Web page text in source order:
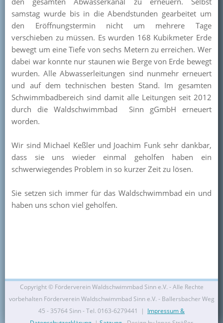
samstag wurde bis in die Abendstunden gearbeitet um
den Eröffnungstermin nicht um mehrere Tage
verschieben zu müssen. Es wurden 168 Kubikmeter Erde
bewegt um eine Tiefe von sechs Metern zu erreichen. Wer
dabei war konnte nur staunen wie Berge von Erde bewegt
wurden. Alle Abwasserleitungen sind nunmehr erneuert
und auf dem technischen besten Stand. Im gesamten
Schwimmbadbereich sind damit alle Leitungen seit 2012
durch die Waldschwimmbad Sinn gGmbH erneuert
worden.
Wir sind Michael Keßler und Joachim Funk sehr dankbar,
dass sie uns wieder einmal geholfen haben ein
schwerwiegendes Problem in so kurzer Zeit zu lösen.
Sie setzen sich immer für das Waldschwimmbad ein und
haben uns schon viel geholfen.
Copyright © Förderverein Waldschwimmbad Sinn e.V. - Alle Rechte
vorbehalten Förderverein Waldschwimmbad Sinn e.V. - Ballersbacher Weg
45 - 35764 Sinn - Tel. 0163-6279441 | Impressum &